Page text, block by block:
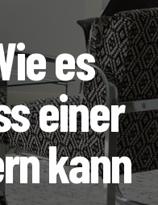
es
einer
kann